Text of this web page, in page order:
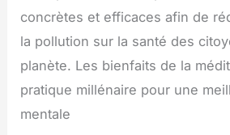
concrètes et efficaces afin de
la pollution sur la santé des
planète. Les bienfaits de la
pratique millénaire pour une
mentale